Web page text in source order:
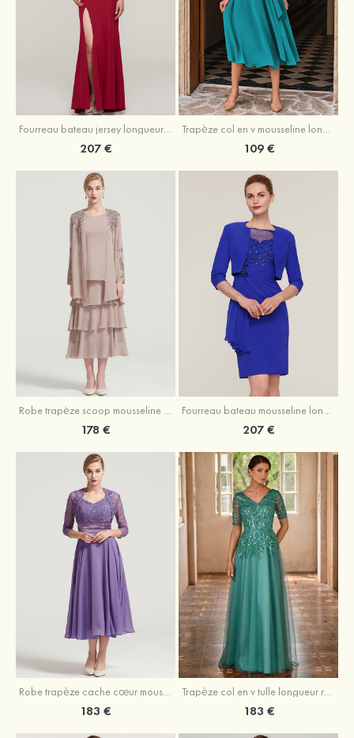
207 € 109 €
Robe trapèze scoop mousseline longueur mollet robe de mère de la mariée avec appliqué volants veste
178 €
Fourreau bateau mousseline longueur genou robe de mère de la mariée avec appliqué perle plissé veste
207 €
Robe trapèze cache cœur mousseline longueur mollet robe de mère de la mariée avec plissé veste
183 €
Trapèze col en v tulle longueur ras du sol robe de mère de la mariée avec perles paillettes
183 €